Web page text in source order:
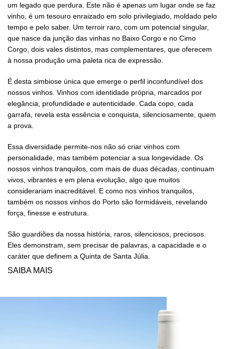
um legado que perdura. Este não é apenas um lugar onde se faz
vinho, é um tesouro enraizado em solo privilegiado, moldado pelo
tempo e pelo saber. Um terroir raro, com um potencial singular,
que nasce da junção das vinhas no Baixo Corgo e no Cimo
Corgo, dois vales distintos, mas complementares, que oferecem
à nossa produção uma paleta rica de expressão.
É desta simbiose única que emerge o perfil inconfundível dos
nossos vinhos. Vinhos com identidade própria, marcados por
elegância, profundidade e autenticidade. Cada copo, cada
garrafa, revela esta essência e conquista, silenciosamente, quem
a prova.
Essa diversidade permite-nos não só criar vinhos com
personalidade, mas também potenciar a sua longevidade. Os
nossos vinhos tranquilos, com mais de duas décadas, continuam
vivos, vibrantes e em plena evolução, algo que muitos
considerariam inacreditável. E como nos vinhos tranquilos,
também os nossos vinhos do Porto são formidáveis, revelando
força, finesse e estrutura.
São guardiões da nossa história, raros, silenciosos, preciosos.
Eles demonstram, sem precisar de palavras, a capacidade e o
caráter que definem a Quinta de Santa Júlia.
SAIBA MAIS